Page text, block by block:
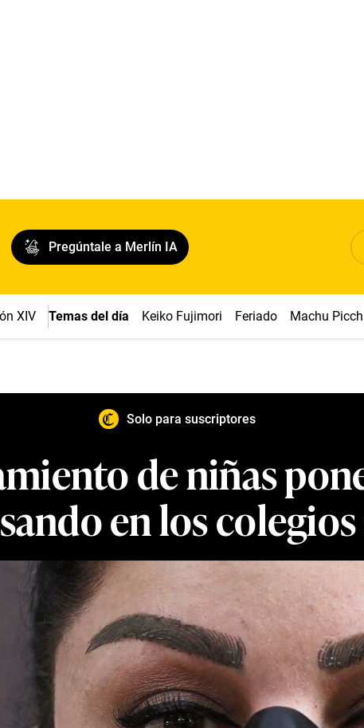
Pregúntale a Merlín IA
XIV Temas del día Keiko Fujimori Feriado Machu
Solo para suscriptores
de niñas
en los colegios